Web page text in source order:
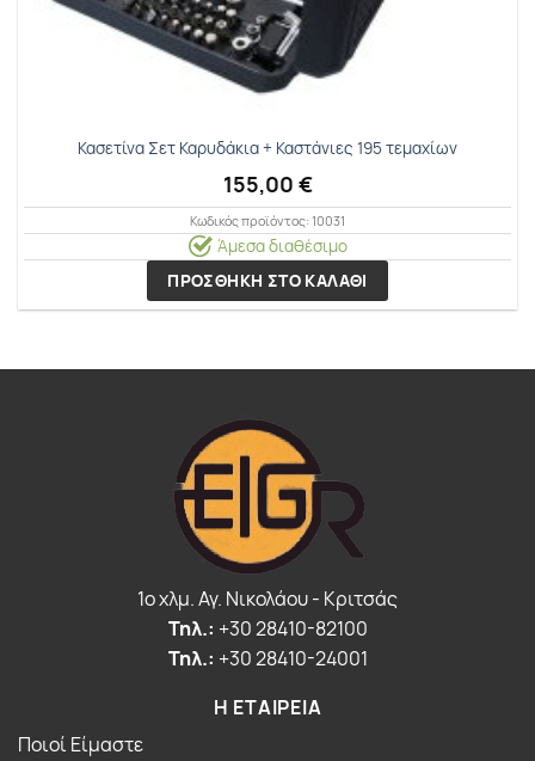
Κασετίνα Σετ Καρυδάκια + Καστάνιες 195 τεμαχίων
155,00 €
Κωδικός προϊόντος: 10031
Άμεσα διαθέσιμο
ΠΡΟΣΘΗΚΗ ΣΤΟ ΚΑΛΑΘΙ
1o χλμ. Αγ. Νικολάου - Κριτσάς
Τηλ.: +30 28410-82100
Τηλ.: +30 28410-24001
Η ΕΤΑΙΡΕΙΑ
Ποιοί Είμαστε